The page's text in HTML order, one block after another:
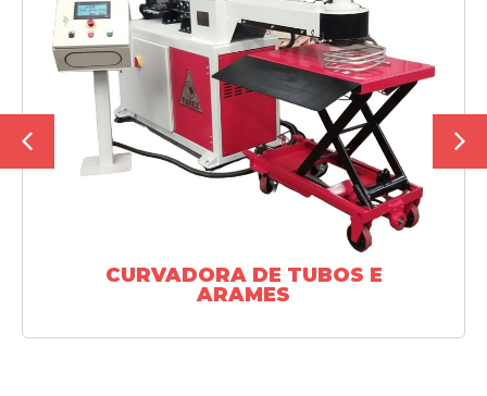
SAIBA MAIS
CURVADORA DE TUBOS E
ARAMES